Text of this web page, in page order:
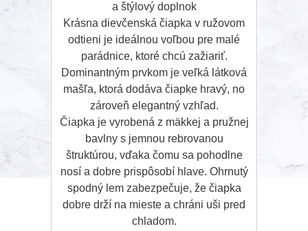
a štýlový doplnok
Krásna dievčenská čiapka v ružovom
odtieni je ideálnou voľbou pre malé
parádnice, ktoré chcú zažiariť.
Dominantným prvkom je veľká látková
mašľa, ktorá dodáva čiapke hravý, no
zároveň elegantný vzhľad.
Čiapka je vyrobená z mäkkej a pružnej
bavlny s jemnou rebrovanou
štruktúrou, vďaka čomu sa pohodlne
nosí a dobre prispôsobí hlave. Ohrnutý
spodný lem zabezpečuje, že čiapka
dobre drží na mieste a chráni uši pred
chladom.